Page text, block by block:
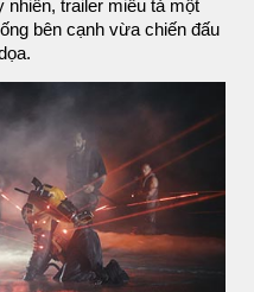
trailer miêu tả một
bên cạnh vừa chiến đấu